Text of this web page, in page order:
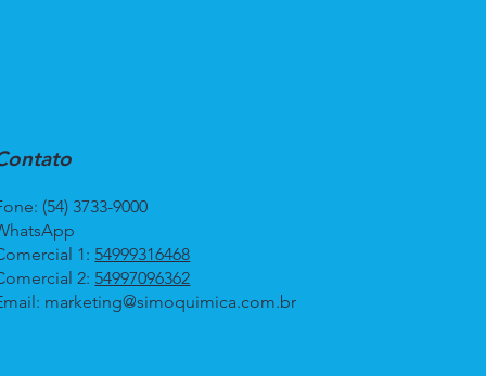
(54) 3733-9000
1: 54999316468
2: 54997096362
marketing@simoquimica.com.br